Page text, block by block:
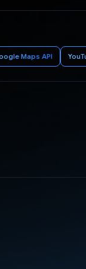
Maps API